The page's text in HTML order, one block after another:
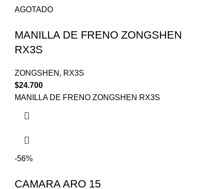
AGOTADO
MANILLA DE FRENO ZONGSHEN
RX3S
ZONGSHEN , RX3S
$24.700
MANILLA DE FRENO ZONGSHEN RX3S
-56%
CAMARA ARO 15